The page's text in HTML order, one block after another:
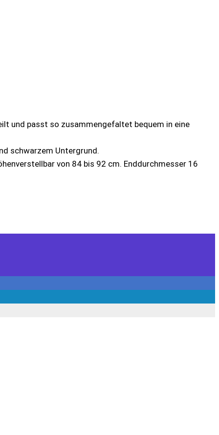
und passt so zusammengefaltet bequem in eine
schwarzem Untergrund.
von 84 bis 92 cm. Enddurchmesser 16